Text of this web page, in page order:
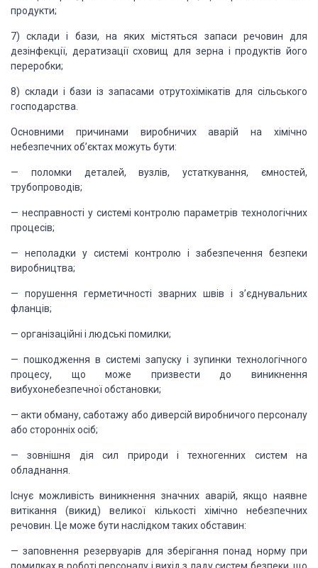
продукти;
7) склади і бази, на яких містяться запаси речовин для
дезінфекції, дератизації сховищ для зерна і продуктів його
переробки;
8) склади і бази із запасами отрутохімікатів для сільського
господарства.
Основними причинами виробничих аварій на хімічно
небезпечних об’єктах можуть бути:
— поломки деталей, вузлів, устаткування, ємностей,
трубопроводів;
— несправності у системі контролю параметрів технологічних
процесів;
— неполадки у системі контролю і забезпечення безпеки
виробництва;
— порушення герметичності зварних швів і з’єднувальних
фланців;
— організаційні і людські помилки;
— пошкодження в системі запуску і зупинки технологічного
процесу, що може призвести до виникнення
вибухонебезпечної обстановки;
— акти обману, саботажу або диверсій виробничого персоналу
або сторонніх осіб;
— зовнішня дія сил природи і техногенних систем на
обладнання.
Існує можливість виникнення значних аварій, якщо наявне
витікання (викид) великої кількості хімічно небезпечних
речовин. Це може бути наслідком таких обставин:
— заповнення резервуарів для зберігання понад норму при